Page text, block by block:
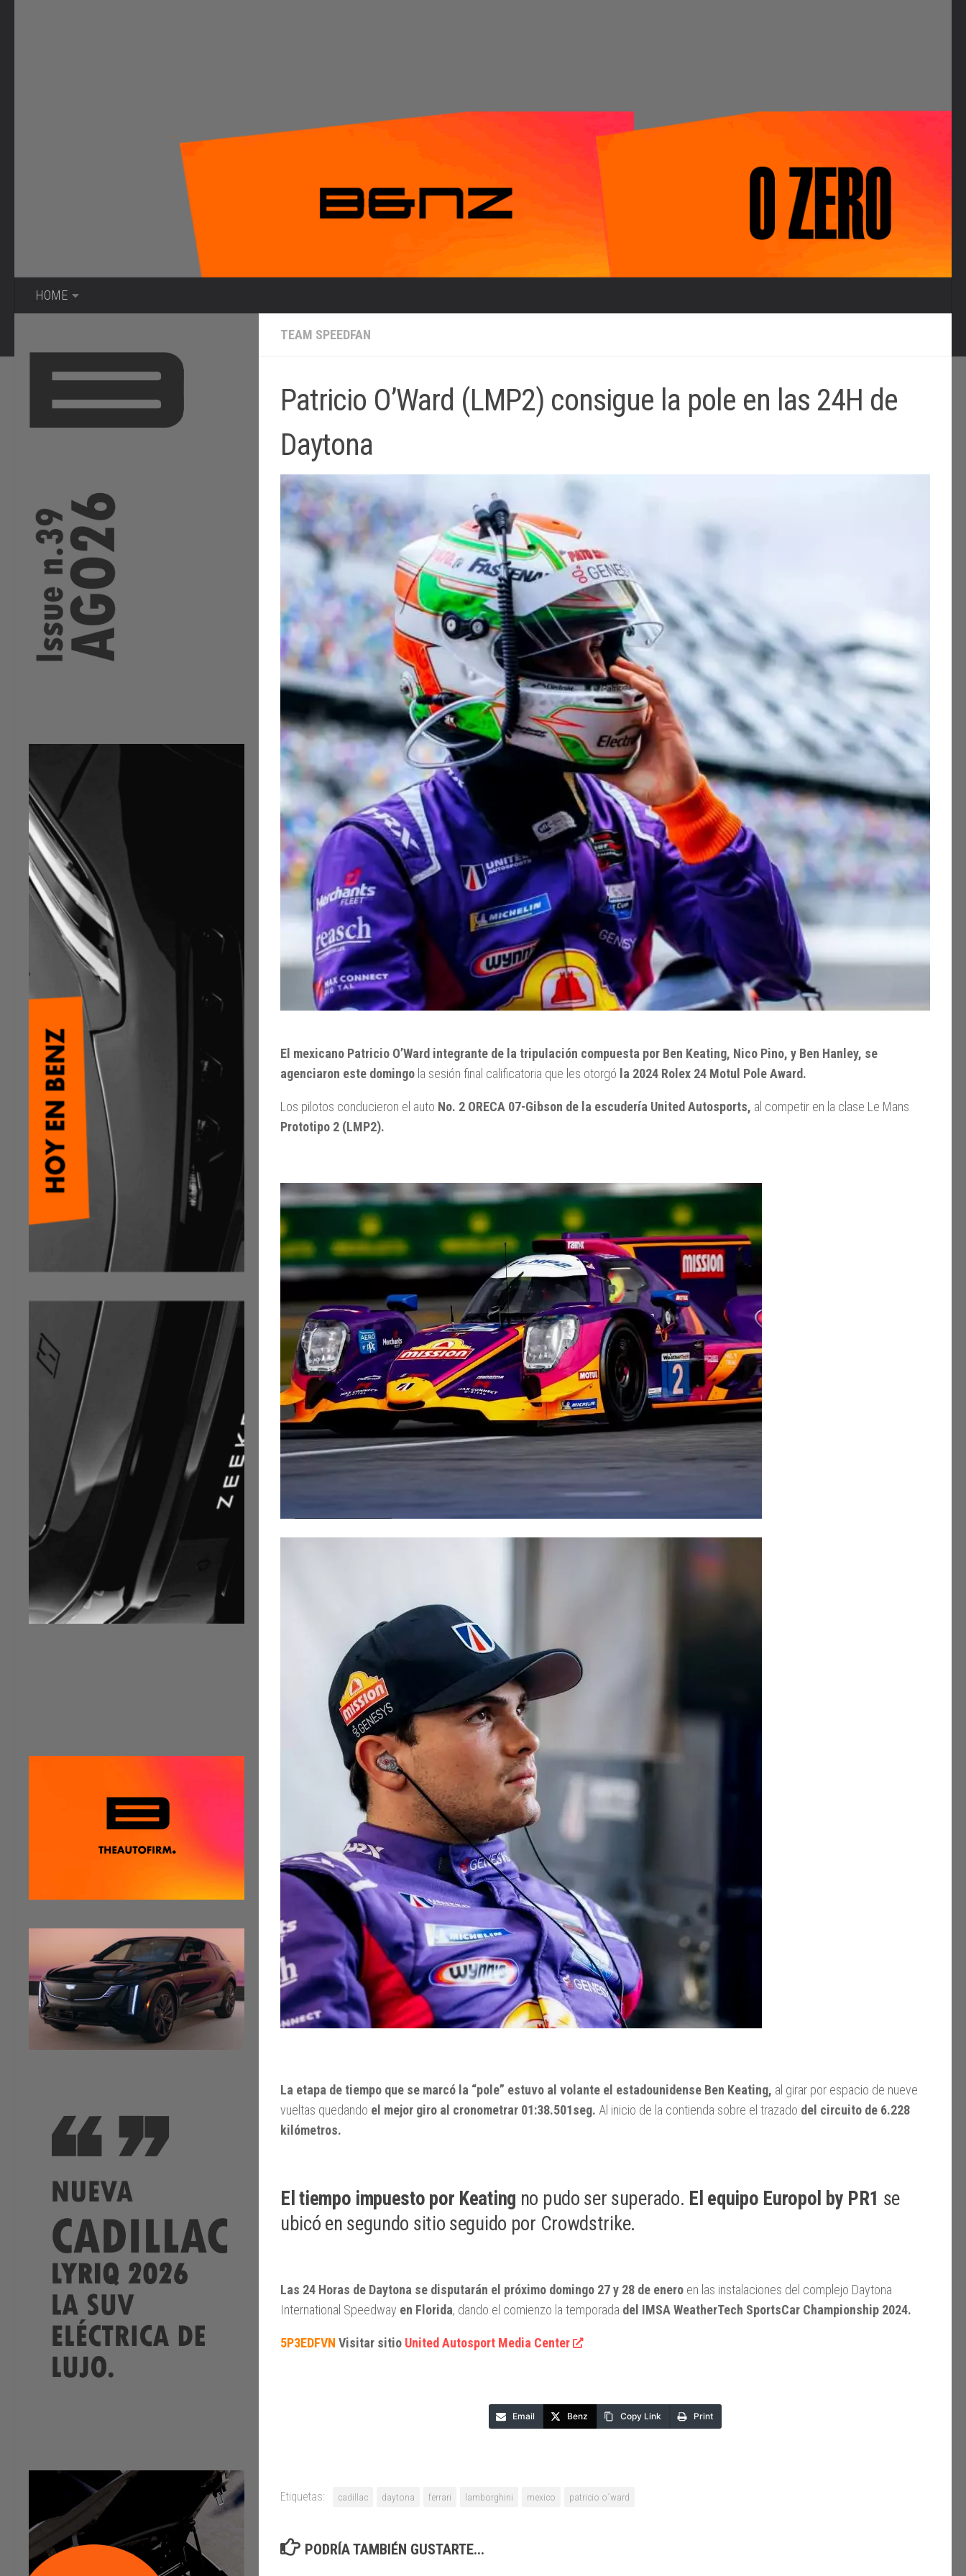
HOME
TEAM SPEEDFAN
Patricio O’Ward (LMP2) consigue la pole en las 24H de
Daytona
El mexicano Patricio O’Ward integrante de la tripulación compuesta por Ben Keating, Nico Pino, y Ben Hanley, se
agenciaron este domingo la sesión final calificatoria que les otorgó la 2024 Rolex 24 Motul Pole Award.
Los pilotos conducieron el auto No. 2 ORECA 07-Gibson de la escudería United Autosports, al competir en la clase Le Mans
Prototipo 2 (LMP2).
La etapa de tiempo que se marcó la “pole” estuvo al volante el estadounidense Ben Keating, al girar por espacio de nueve
vueltas quedando el mejor giro al cronometrar 01:38.501seg. Al inicio de la contienda sobre el trazado del circuito de 6.228
kilómetros.
El tiempo impuesto por Keating no pudo ser superado. El equipo Europol by PR1 se
ubicó en segundo sitio seguido por Crowdstrike.
Las 24 Horas de Daytona se disputarán el próximo domingo 27 y 28 de enero en las instalaciones del complejo Daytona
International Speedway en Florida, dando el comienzo la temporada del IMSA WeatherTech SportsCar Championship 2024.
5P3EDFVN Visitar sitio United Autosport Media Center
Email Benz Copy Link Print
Etiquetas: cadillac daytona ferrari lamborghini mexico patricio o´ward
PODRÍA TAMBIÉN GUSTARTE...